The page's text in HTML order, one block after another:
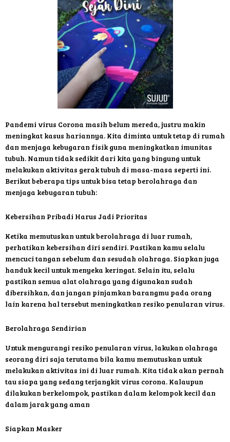
Pandemi virus Corona masih belum mereda, justru makin
meningkat kasus hariannya. Kita diminta untuk tetap di rumah
dan menjaga kebugaran fisik guna meningkatkan imunitas
tubuh. Namun tidak sedikit dari kita yang bingung untuk
melakukan aktivitas gerak tubuh di masa-masa seperti ini.
Berikut beberapa tips untuk bisa tetap berolahraga dan
menjaga kebugaran tubuh:
Kebersihan Pribadi Harus Jadi Prioritas
Ketika memutuskan untuk berolahraga di luar rumah,
perhatikan kebersihan diri sendiri. Pastikan kamu selalu
mencuci tangan sebelum dan sesudah olahraga. Siapkan juga
handuk kecil untuk menyeka keringat. Selain itu, selalu
pastikan semua alat olahraga yang digunakan sudah
dibersihkan, dan jangan pinjamkan barangmu pada orang
lain karena hal tersebut meningkatkan resiko penularan virus.
Berolahraga Sendirian
Untuk mengurangi resiko penularan virus, lakukan olahraga
seorang diri saja terutama bila kamu memutuskan untuk
melakukan aktivitas ini di luar rumah. Kita tidak akan pernah
tau siapa yang sedang terjangkit virus corona. Kalaupun
dilakukan berkelompok, pastikan dalam kelompok kecil dan
dalam jarak yang aman
Siapkan Masker